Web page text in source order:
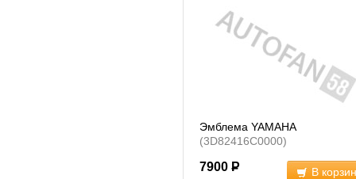
Эмблема YAMAHA
(3D82416C0000)
7900 Р В